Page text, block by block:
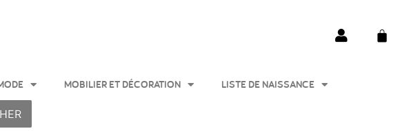
MOBILIER ET DÉCORATION LISTE DE NAISSANCE